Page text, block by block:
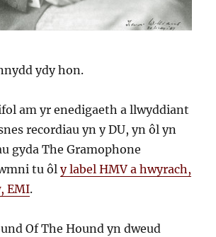
ydy hon.
am yr enedigaeth a llwyddiant
recordiau yn y DU, yn ôl yn
gyda The Gramophone
tu ôly label HMV a hwyrach,
EMI.
Of The Hound yn dweud